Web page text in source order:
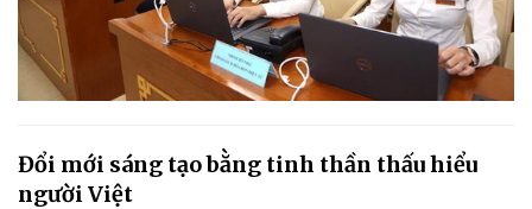
Đổi mới sáng tạo bằng tinh thần thấu hiểu
người Việt